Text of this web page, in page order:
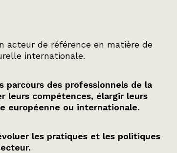
acteur de référence en matière de
internationale.
des professionnels de la
leurs compétences, élargir leurs
européenne ou internationale.
les pratiques et les politiques